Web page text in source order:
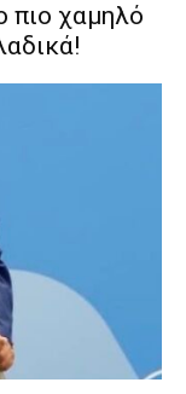
πιο χαμηλό